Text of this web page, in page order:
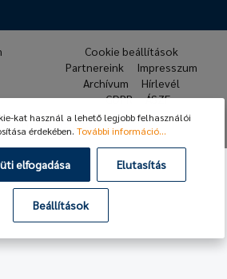
Hafner Pneumatika
Cookie beállítások
Partnereink
Impresszum
Archívum
Hírlevél
GDPR
ÁSZF
kat használ a lehető legjobb felhasználói
érdekében. További információ...
elfogadása Elutasítás
Beállítások